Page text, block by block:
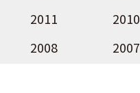
2011
2010
2008
2007